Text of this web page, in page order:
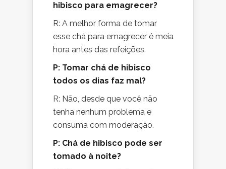
hibisco para emagrecer?
R: A melhor forma de tomar
esse chá para emagrecer é meia
hora antes das refeições.
P: Tomar chá de hibisco
todos os dias faz mal?
R: Não, desde que você não
tenha nenhum problema e
consuma com moderação.
P: Chá de hibisco pode ser
tomado à noite?